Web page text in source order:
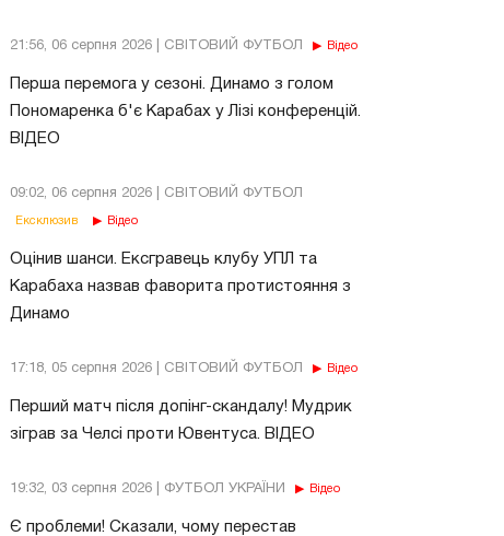
21:56, 06 серпня 2026 | СВІТОВИЙ ФУТБОЛ Відео
Перша перемога у сезоні. Динамо з голом
Пономаренка б'є Карабах у Лізі конференцій.
ВІДЕО
09:02, 06 серпня 2026 | СВІТОВИЙ ФУТБОЛ
Ексклюзив Відео
Оцінив шанси. Ексгравець клубу УПЛ та
Карабаха назвав фаворита протистояння з
Динамо
17:18, 05 серпня 2026 | СВІТОВИЙ ФУТБОЛ Відео
Перший матч після допінг-скандалу! Мудрик
зіграв за Челсі проти Ювентуса. ВІДЕО
19:32, 03 серпня 2026 | ФУТБОЛ УКРАЇНИ Відео
Є проблеми! Сказали, чому перестав